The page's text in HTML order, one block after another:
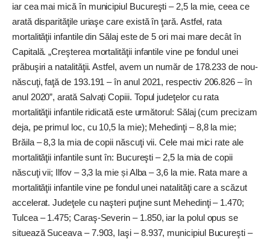
iar cea mai mică în municipiul Bucureşti – 2,5 la mie, ceea ce
arată disparităţile uriaşe care există în ţară. Astfel, rata
mortalităţii infantile din Sălaj este de 5 ori mai mare decât în
Capitală. „Creşterea mortalităţii infantile vine pe fondul unei
prăbuşiri a natalităţii. Astfel, avem un număr de 178.233 de nou-
născuţi, faţă de 193.191 – în anul 2021, respectiv 206.826 – în
anul 2020”, arată Salvați Copiii. Topul judeţelor cu rata
mortalităţii infantile ridicată este următorul: Sălaj (cum precizam
deja, pe primul loc, cu 10,5 la mie); Mehedinţi – 8,8 la mie;
Brăila – 8,3 la mia de copii născuţi vii. Cele mai mici rate ale
mortalităţii infantile sunt în: Bucureşti – 2,5 la mia de copii
născuţi vii; Ilfov – 3,3 la mie și Alba – 3,6 la mie. Rata mare a
mortalităţii infantile vine pe fondul unei natalităţi care a scăzut
accelerat. Judeţele cu naşteri puţine sunt Mehedinţi – 1.470;
Tulcea – 1.475; Caraş-Severin – 1.850, iar la polul opus se
situează Suceava – 7.903, Iaşi – 8.937, municipiul Bucureşti –